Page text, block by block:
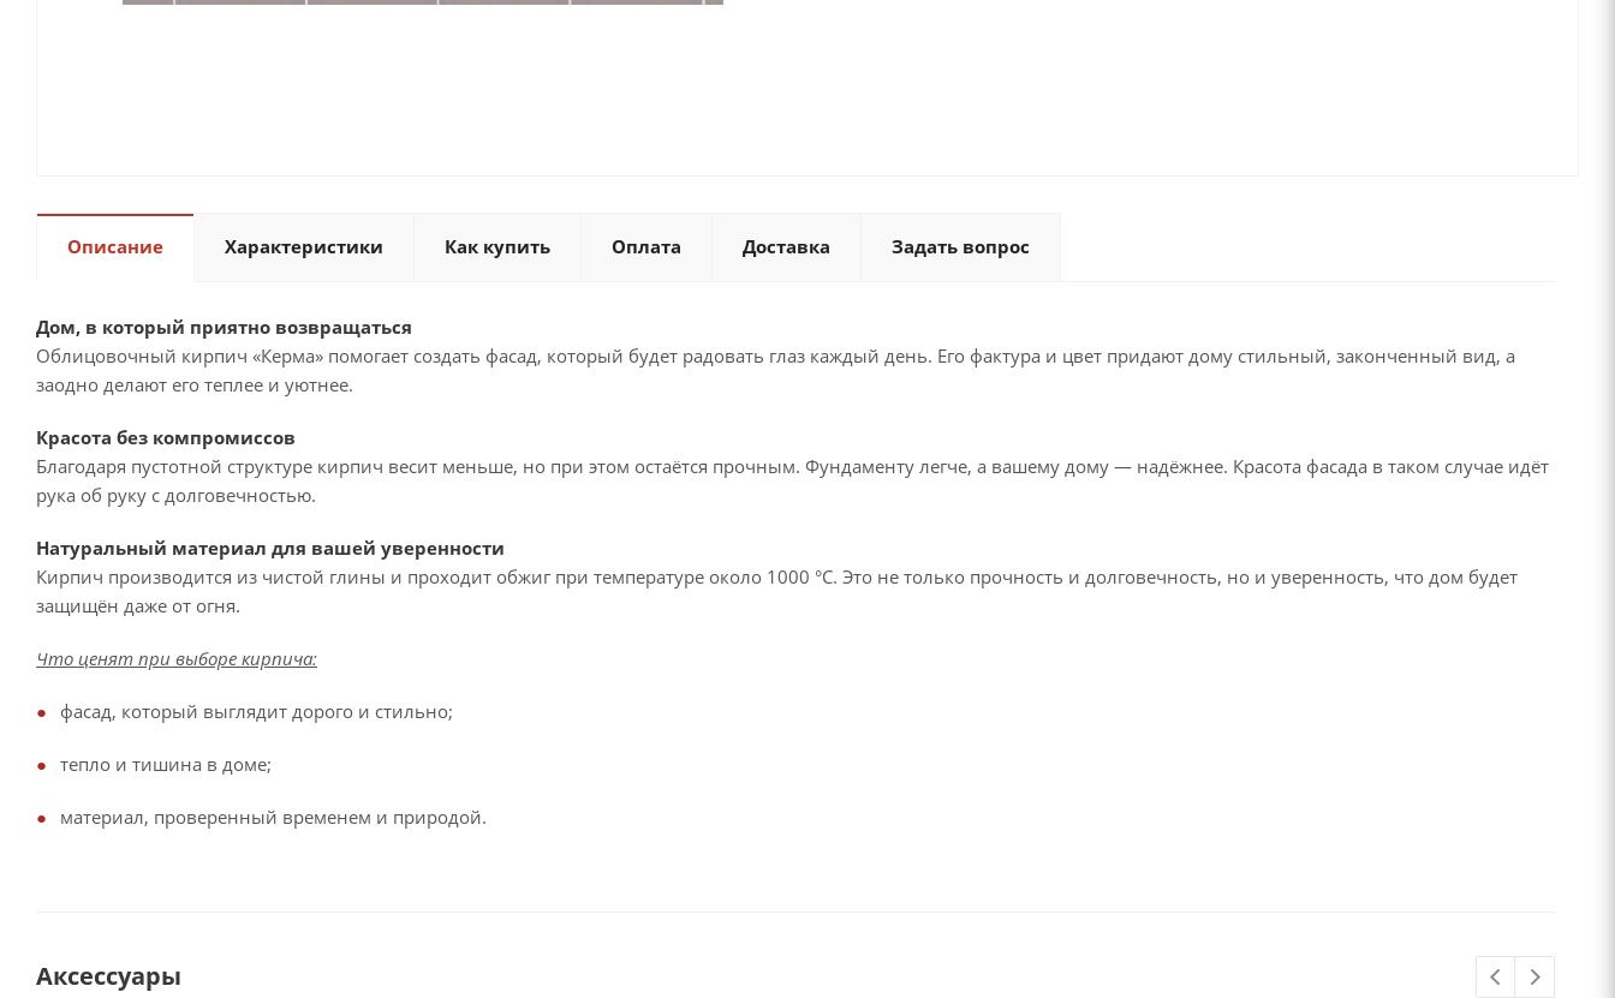
Описание Характеристики Как купить Оплата Доставка Задать вопрос
Дом, в который приятно возвращаться
Облицовочный кирпич «Керма» помогает создать фасад, который будет радовать глаз каждый день. Его фактура и цвет придают дому стильный, законченный вид, а
заодно делают его теплее и уютнее.
Красота без компромиссов
Благодаря пустотной структуре кирпич весит меньше, но при этом остаётся прочным. Фундаменту легче, а вашему дому — надёжнее. Красота фасада в таком случае идёт
рука об руку с долговечностью.
Натуральный материал для вашей уверенности
Кирпич производится из чистой глины и проходит обжиг при температуре около 1000 °C. Это не только прочность и долговечность, но и уверенность, что дом будет
защищён даже от огня.
Что ценят при выборе кирпича:
фасад, который выглядит дорого и стильно;
тепло и тишина в доме;
материал, проверенный временем и природой.
Аксессуары